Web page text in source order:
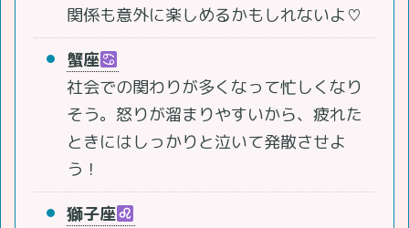
関係も意外に楽しめるかもしれないよ♡
蟹座
社会での関わりが多くなって忙しくなり
そう。怒りが溜まりやすいから、疲れた
ときにはしっかりと泣いて発散させよ
う！
獅子座